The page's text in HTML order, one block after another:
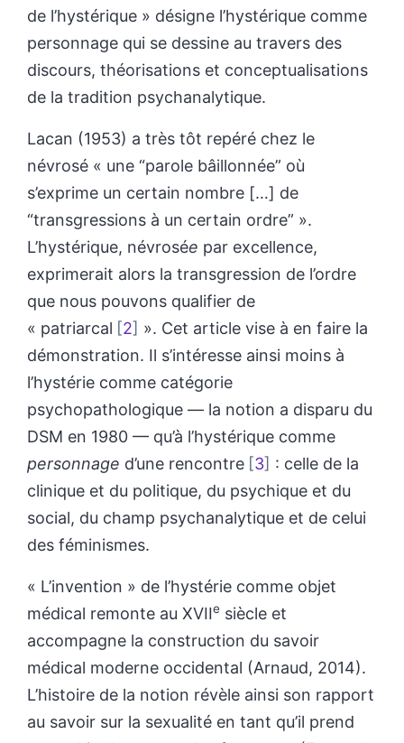
de l’hystérique » désigne l’hystérique comme
personnage qui se dessine au travers des
discours, théorisations et conceptualisations
de la tradition psychanalytique.
Lacan (1953) a très tôt repéré chez le
névrosé « une “parole bâillonnée” où
s’exprime un certain nombre […] de
“transgressions à un certain ordre” ».
L’hystérique, névrosée par excellence,
exprimerait alors la transgression de l’ordre
que nous pouvons qualifier de
« patriarcal
2
». Cet article vise à en faire la
démonstration. Il s’intéresse ainsi moins à
l’hystérie comme catégorie
psychopathologique — la notion a disparu du
DSM en 1980 — qu’à l’hystérique comme
personnage d’une rencontre 3
: celle de la
clinique et du politique, du psychique et du
social, du champ psychanalytique et de celui
des féminismes.
« L’invention » de l’hystérie comme objet
médical remonte au XVIIe siècle et
accompagne la construction du savoir
médical moderne occidental (Arnaud, 2014).
L’histoire de la notion révèle ainsi son rapport
au savoir sur la sexualité en tant qu’il prend